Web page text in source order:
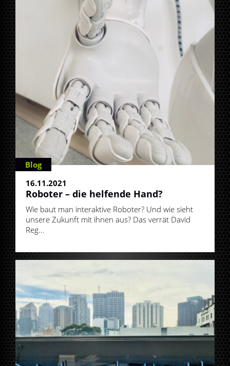
Blog
16.11.2021
Roboter – die helfende Hand?
Wie baut man interaktive Roboter? Und wie sieht
unsere Zukunft mit ihnen aus? Das verrät David
Reg...